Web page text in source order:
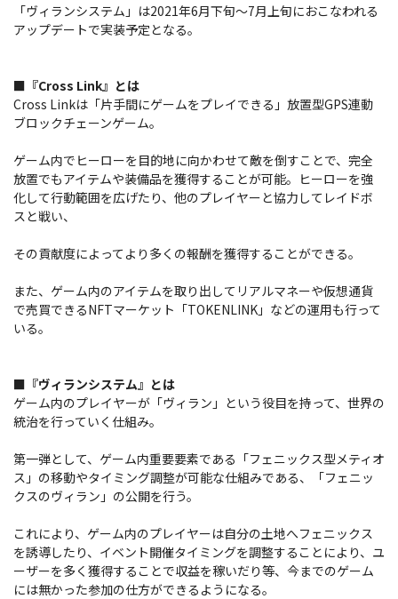
「ヴィランシステム」は2021年6月下旬～7月上旬におこなわれる
アップデートで実装予定となる。
■『Cross Link』とは
Cross Linkは「片手間にゲームをプレイできる」放置型GPS連動
ブロックチェーンゲーム。
ゲーム内でヒーローを目的地に向かわせて敵を倒すことで、完全
放置でもアイテムや装備品を獲得することが可能。ヒーローを強
化して行動範囲を広げたり、他のプレイヤーと協力してレイドボ
スと戦い、
その貢献度によってより多くの報酬を獲得することができる。
また、ゲーム内のアイテムを取り出してリアルマネーや仮想通貨
で売買できるNFTマーケット「TOKENLINK」などの運用も行って
いる。
■『ヴィランシステム』とは
ゲーム内のプレイヤーが「ヴィラン」という役目を持って、世界の
統治を行っていく仕組み。
第一弾として、ゲーム内重要要素である「フェニックス型メティオ
ス」の移動やタイミング調整が可能な仕組みである、「フェニッ
クスのヴィラン」の公開を行う。
これにより、ゲーム内のプレイヤーは自分の土地へフェニックス
を誘導したり、イベント開催タイミングを調整することにより、ユ
ーザーを多く獲得することで収益を稼いだり等、今までのゲーム
には無かった参加の仕方ができるようになる。